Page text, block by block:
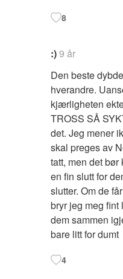
8
:)9 år
Den beste
hverandre.
kjærligheten
TROSS SÅ
det. Jeg mener
skal preges av
tatt, men det
en fin slutt for
slutter. Om de
bryr jeg meg fint
dem sammen
bare litt for dumt
4